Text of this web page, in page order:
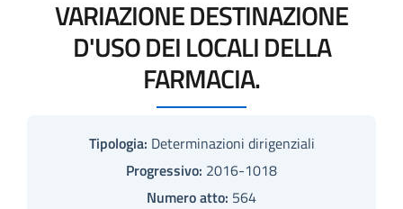
VARIAZIONE DESTINAZIONE
D'USO DEI LOCALI DELLA
FARMACIA.
Tipologia: Determinazioni dirigenziali
Progressivo: 2016-1018
Numero atto: 564